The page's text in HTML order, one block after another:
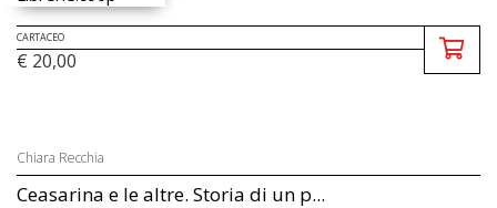
CARTACEO
€ 20,00
Chiara Recchia
Ceasarina e le altre. Storia di un p...